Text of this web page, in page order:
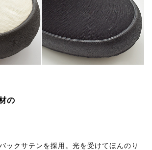
の
ックサテンを採用。光を受けてほんのり